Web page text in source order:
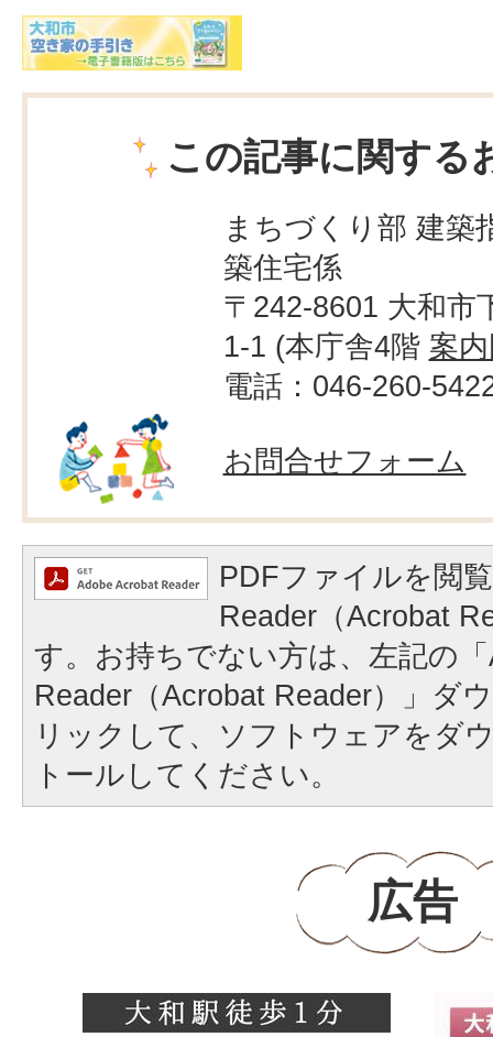
この記事に関する
まちづくり部 建築
築住宅係
〒242-8601 大和市
1-1 (本庁舎4階 案
電話：046-260-
お問合せフォーム
PDFファイルを閲
Reader（Acrobat
す。お持ちでない方は、左記の
Reader（Acrobat Reader）」ダ
リックして、ソフトウェアをダ
トールしてください。
広告